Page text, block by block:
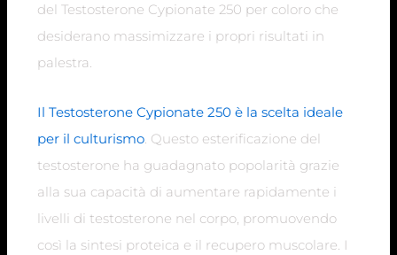
del Testosterone Cypionate 250 per coloro che
desiderano massimizzare i propri risultati in
palestra.
Il Testosterone Cypionate 250 è la scelta ideale
per il culturismo. Questo esterificazione del
testosterone ha guadagnato popolarità grazie
alla sua capacità di aumentare rapidamente i
livelli di testosterone nel corpo, promuovendo
così la sintesi proteica e il recupero muscolare. I